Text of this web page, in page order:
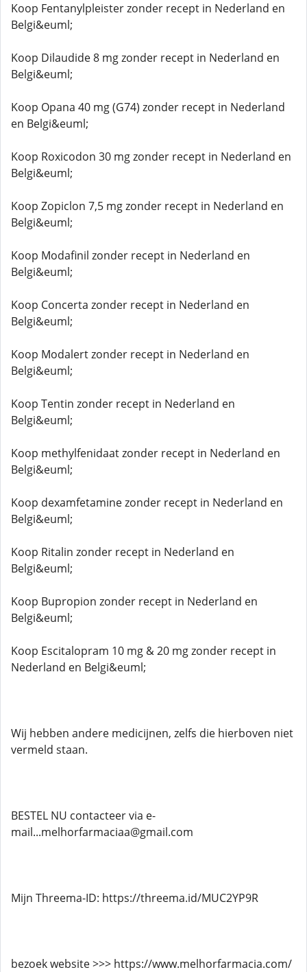
Koop Fentanylpleister zonder recept in Nederland en
Belgi&euml;
Koop Dilaudide 8 mg zonder recept in Nederland en
Belgi&euml;
Koop Opana 40 mg (G74) zonder recept in Nederland
en Belgi&euml;
Koop Roxicodon 30 mg zonder recept in Nederland en
Belgi&euml;
Koop Zopiclon 7,5 mg zonder recept in Nederland en
Belgi&euml;
Koop Modafinil zonder recept in Nederland en
Belgi&euml;
Koop Concerta zonder recept in Nederland en
Belgi&euml;
Koop Modalert zonder recept in Nederland en
Belgi&euml;
Koop Tentin zonder recept in Nederland en
Belgi&euml;
Koop methylfenidaat zonder recept in Nederland en
Belgi&euml;
Koop dexamfetamine zonder recept in Nederland en
Belgi&euml;
Koop Ritalin zonder recept in Nederland en
Belgi&euml;
Koop Bupropion zonder recept in Nederland en
Belgi&euml;
Koop Escitalopram 10 mg & 20 mg zonder recept in
Nederland en Belgi&euml;
Wij hebben andere medicijnen, zelfs die hierboven niet
vermeld staan.
BESTEL NU contacteer via e-
mail...melhorfarmaciaa@gmail.com
Mijn Threema-ID: https://threema.id/MUC2YP9R
bezoek website >>> https://www.melhorfarmacia.com/